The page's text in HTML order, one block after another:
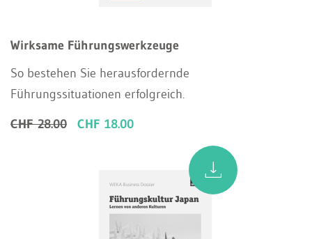
Wirksame Führungswerkzeuge
So bestehen Sie herausfordernde
Führungssituationen erfolgreich.
CHF 28.00
CHF 18.00